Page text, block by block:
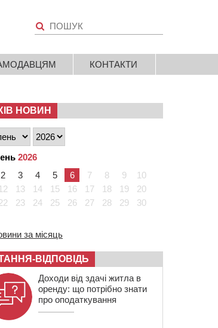
КОНТАКТИ
НОВИН
2026
2 3 4 5 6 7 8 9
10
12 13 14 15 16 17 18 19
20
23 24 25 26 27 28 29
30
за місяць
ВІДПОВІДЬ
Доходи від здачі житла в
оренду: що потрібно знати
про оподаткування